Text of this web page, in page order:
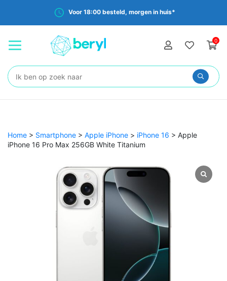
Voor 18:00 besteld, morgen in huis*
0
Zoeken:
Home > Smartphone > Apple iPhone > iPhone 16 > Apple
iPhone 16 Pro Max 256GB White Titanium